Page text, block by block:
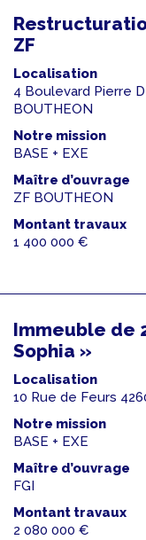
ZF
Localisation
4 Boulevard Pierre
BOUTHEON
Notre mission
BASE + EXE
Maître d’ouvrage
ZF BOUTHEON
Montant travaux
1 400 000 €
Immeuble de
Sophia »
Localisation
10 Rue de Feurs
Notre mission
BASE + EXE
Maître d’ouvrage
FGI
Montant travaux
2 080 000 €